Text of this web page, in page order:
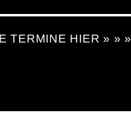
TERMINE HIER » » »